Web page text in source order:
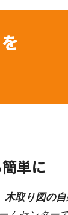
単に
木取り図の